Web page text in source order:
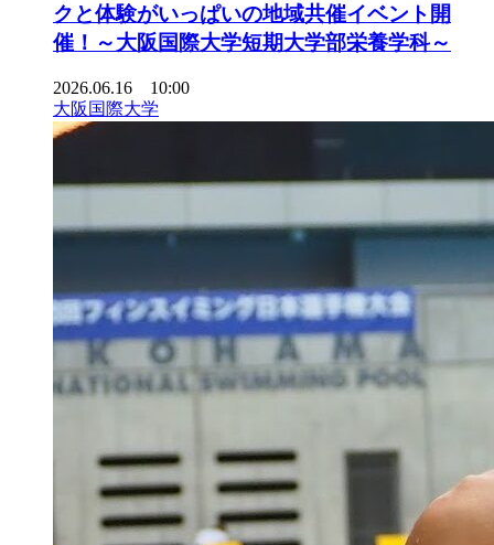
クと体験がいっぱいの地域共催イベント開
催！～大阪国際大学短期大学部栄養学科～
2026.06.16 10:00
大阪国際大学